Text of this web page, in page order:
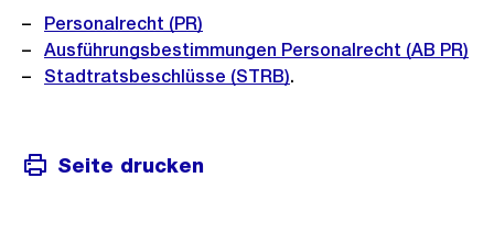
Personalrecht (PR)
Ausführungsbestimmungen Personalrecht (AB PR)
Stadtratsbeschlüsse (STRB).
Seite drucken